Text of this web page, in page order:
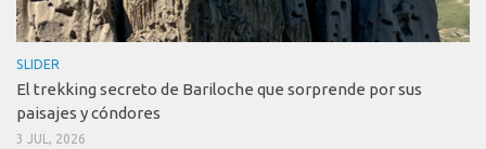
SLIDER
El trekking secreto de Bariloche que sorprende por sus
paisajes y cóndores
3 JUL, 2026